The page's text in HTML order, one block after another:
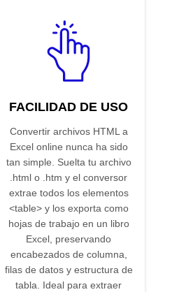
FACILIDAD DE USO
Convertir archivos HTML a
Excel online nunca ha sido
tan simple. Suelta tu archivo
.html o .htm y el conversor
extrae todos los elementos
<table> y los exporta como
hojas de trabajo en un libro
Excel, preservando
encabezados de columna,
filas de datos y estructura de
tabla. Ideal para extraer